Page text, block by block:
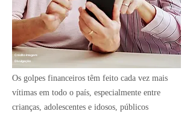
Divulgação
Crédito Imagem:
Os golpes financeiros têm feito cada vez mais
vítimas em todo o país, especialmente entre
crianças, adolescentes e idosos, públicos